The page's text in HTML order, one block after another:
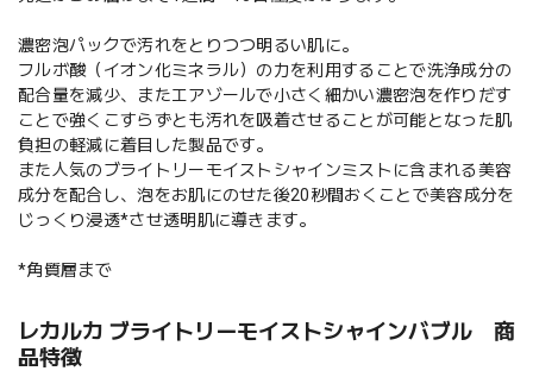
濃密泡パックで汚れをとりつつ明るい肌に。
フルボ酸（イオン化ミネラル）の力を利用することで洗浄成分の
配合量を減少、またエアゾールで小さく細かい濃密泡を作りだす
ことで強くこすらずとも汚れを吸着させることが可能となった肌
負担の軽減に着目した製品です。
また人気のブライトリーモイストシャインミストに含まれる美容
成分を配合し、泡をお肌にのせた後20秒間おくことで美容成分を
じっくり浸透*させ透明肌に導きます。
*角質層まで
レカルカ ブライトリーモイストシャインバブル 商
品特徴